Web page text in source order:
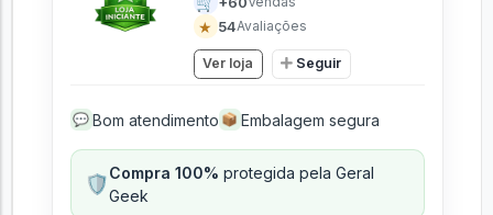
★ 54Avaliações
Ver loja Seguir
💬 Bom atendimento 📦 Embalagem segura
🛡️Compra 100% protegida pela Geral
Geek